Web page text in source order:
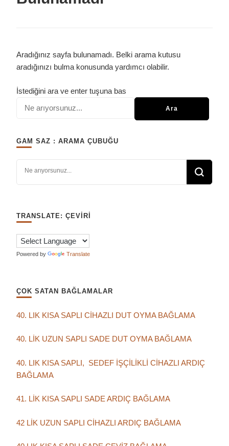
Aradığınız sayfa bulunamadı. Belki arama kutusu
aradığınızı bulma konusunda yardımcı olabilir.
Bir
İstediğini ara ve enter tuşuna bas
GAM SAZ : ARAMA ÇUBUĞU
TRANSLATE: ÇEVIRI
Powered by Translate
ÇOK SATAN BAĞLAMALAR
40. LIK KISA SAPLI CİHAZLI DUT OYMA BAĞLAMA
40. LİK UZUN SAPLI SADE DUT OYMA BAĞLAMA
40. LIK KISA SAPLI, SEDEF İŞÇİLİKLİ CİHAZLI ARDIÇ
BAĞLAMA
41. LİK KISA SAPLI SADE ARDIÇ BAĞLAMA
42 LİK UZUN SAPLI CİHAZLI ARDIÇ BAĞLAMA